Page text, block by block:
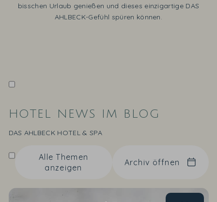
bisschen Urlaub genießen und dieses einzigartige DAS
AHLBECK-Gefühl spüren können.
HOTEL NEWS IM BLOG
DAS AHLBECK HOTEL & SPA
Alle Themen
anzeigen
Archiv öffnen